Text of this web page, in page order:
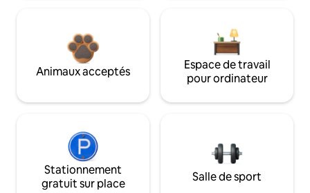
Animaux acceptés
Espace de travail
pour ordinateur
Stationnement
gratuit sur place
Salle de sport